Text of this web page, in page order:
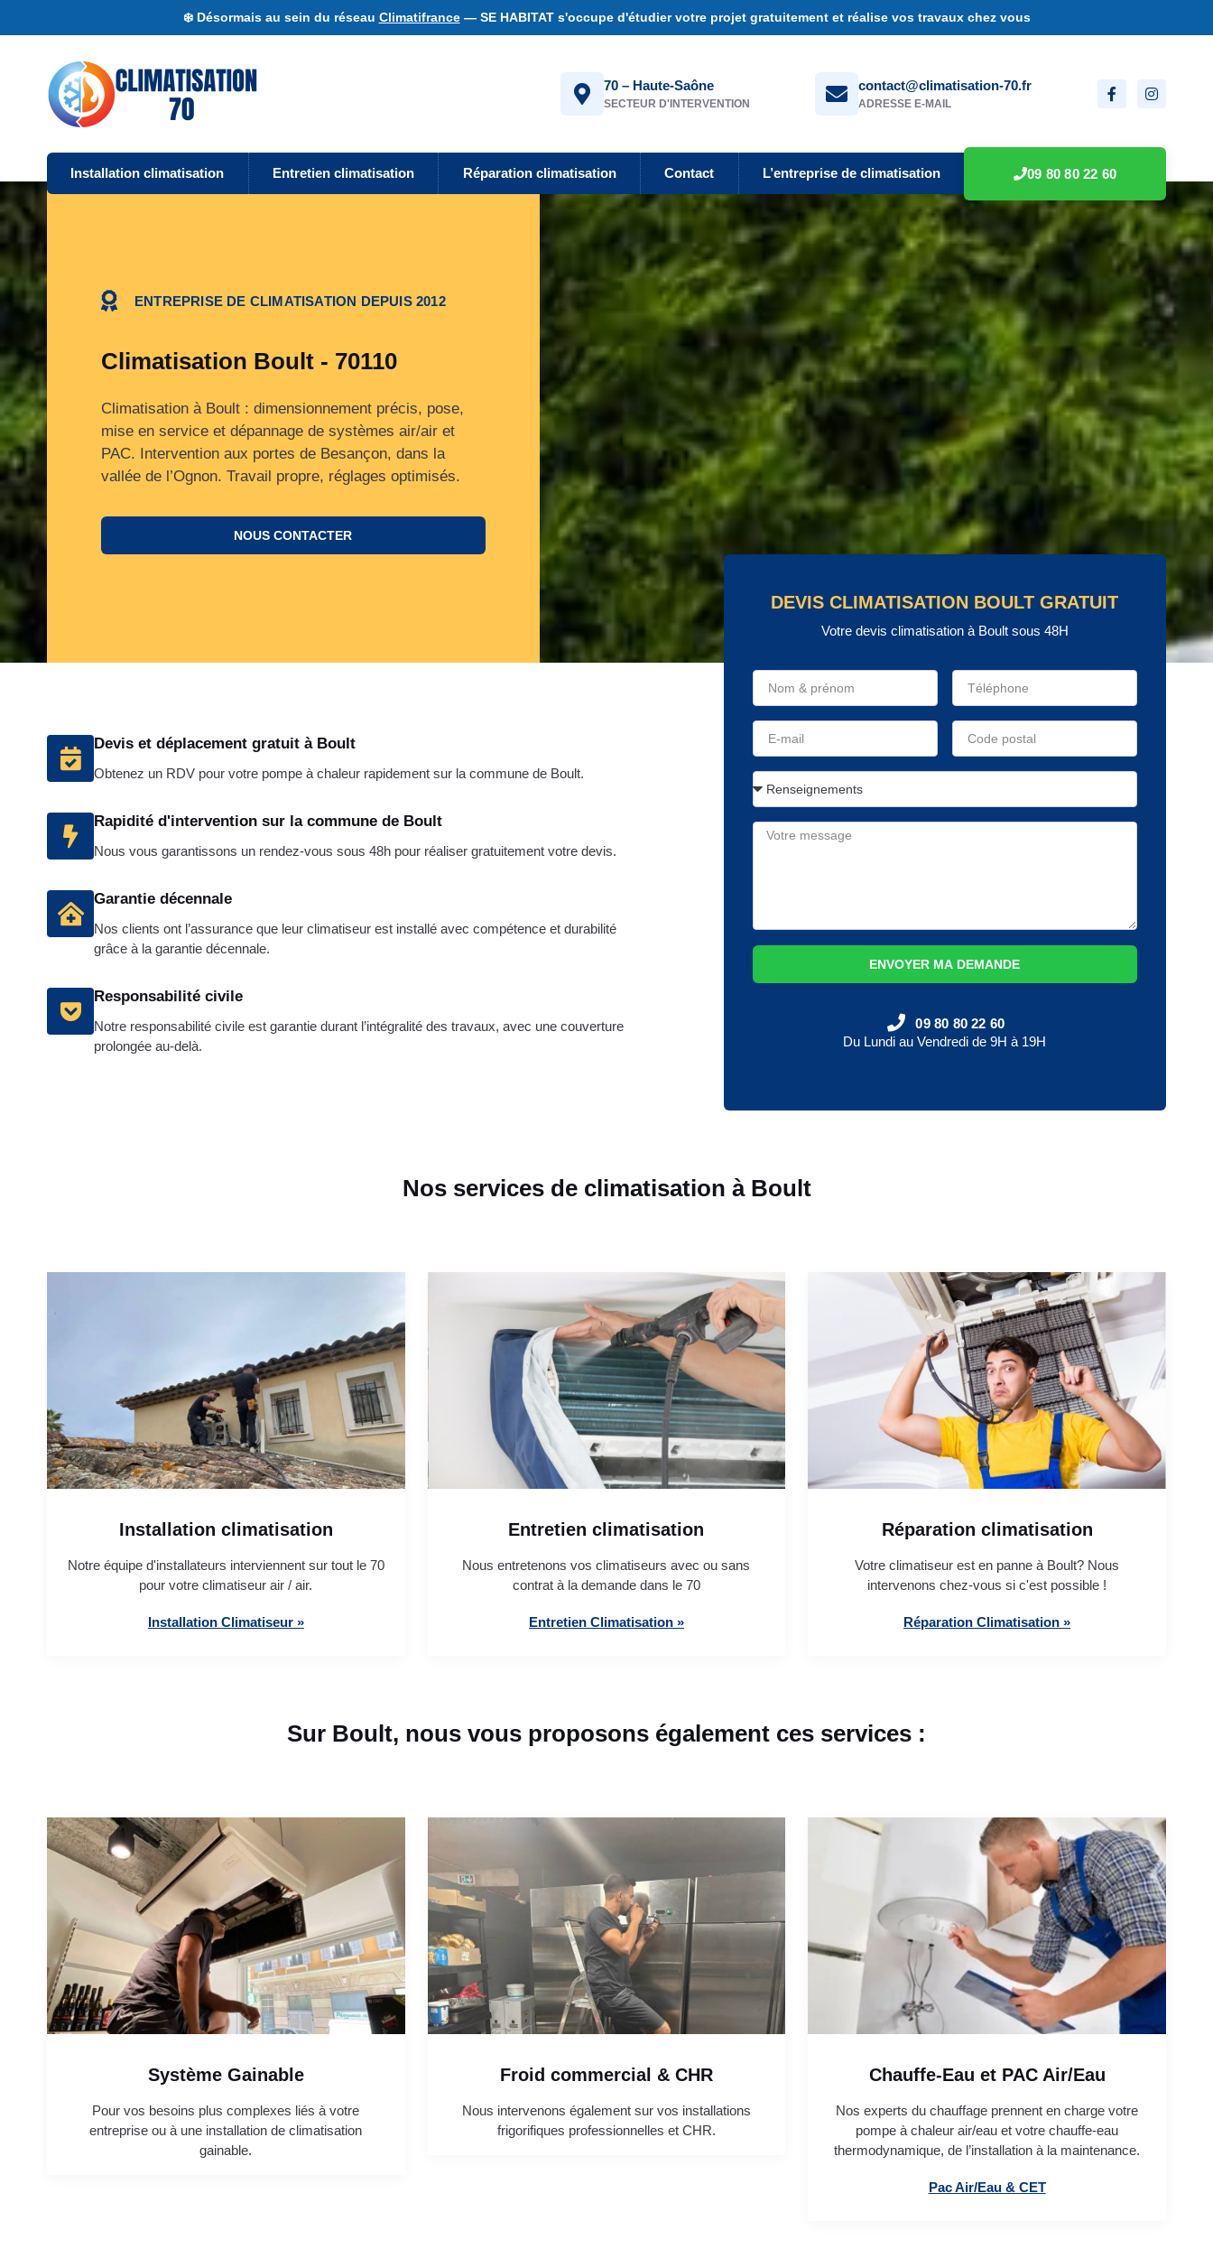
❄️ Désormais au sein du réseau Climatifrance— SE HABITAT s'occupe d'étudier votre projet gratuitement et réalise vos travaux chez vous
70 – Haute-Saône
SECTEUR D'INTERVENTION
contact@climatisation-70.fr
ADRESSE E-MAIL
Installation climatisation Entretien climatisation Réparation climatisation Contact L’entreprise de climatisation 09 80 80 22 60
ENTREPRISE DE CLIMATISATION DEPUIS 2012
Climatisation Boult - 70110
Climatisation à Boult : dimensionnement précis, pose,
mise en service et dépannage de systèmes air/air et
PAC. Intervention aux portes de Besançon, dans la
vallée de l’Ognon. Travail propre, réglages optimisés.
NOUS CONTACTER
Devis et déplacement gratuit à Boult
Obtenez un RDV pour votre pompe à chaleur rapidement sur la commune de Boult.
Rapidité d'intervention sur la commune de Boult
Nous vous garantissons un rendez-vous sous 48h pour réaliser gratuitement votre devis.
Garantie décennale
Nos clients ont l’assurance que leur climatiseur est installé avec compétence et durabilité
grâce à la garantie décennale.
Responsabilité civile
Notre responsabilité civile est garantie durant l’intégralité des travaux, avec une couverture
prolongée au-delà.
DEVIS CLIMATISATION BOULT GRATUIT
Votre devis climatisation à Boult sous 48H
ENVOYER MA DEMANDE
09 80 80 22 60
Du Lundi au Vendredi de 9H à 19H
Nos services de climatisation à Boult
Installation climatisation
Notre équipe d'installateurs interviennent sur tout le 70
pour votre climatiseur air / air.
Installation Climatiseur »
Entretien climatisation
Nous entretenons vos climatiseurs avec ou sans
contrat à la demande dans le 70
Entretien Climatisation »
Réparation climatisation
Votre climatiseur est en panne à Boult? Nous
intervenons chez-vous si c'est possible !
Réparation Climatisation »
Sur Boult, nous vous proposons également ces services :
Système Gainable
Pour vos besoins plus complexes liés à votre
entreprise ou à une installation de climatisation
gainable.
Froid commercial & CHR
Nous intervenons également sur vos installations
frigorifiques professionnelles et CHR.
Chauffe-Eau et PAC Air/Eau
Nos experts du chauffage prennent en charge votre
pompe à chaleur air/eau et votre chauffe-eau
thermodynamique, de l’installation à la maintenance.
Pac Air/Eau & CET